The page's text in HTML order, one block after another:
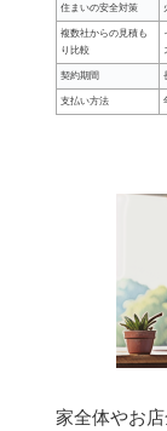
住まいの安全対策
複数社からの見積も
り比較
契約期間
支払い方法
家全体やお